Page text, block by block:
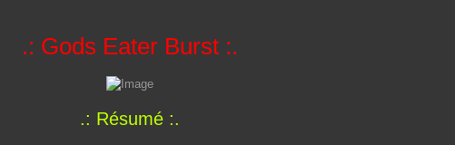
.: Gods Eater Burst :.
.: Résumé :.